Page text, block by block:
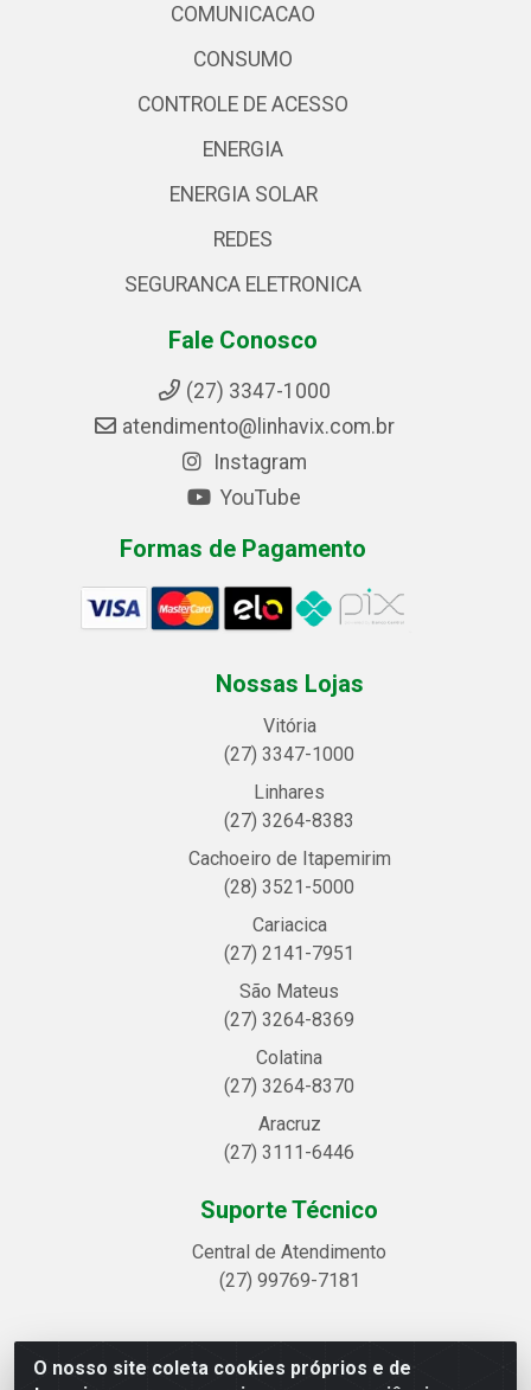
O nosso site coleta cookies próprios e de
COMUNICACAO
CONSUMO
CONTROLE DE ACESSO
ENERGIA
ENERGIA SOLAR
REDES
SEGURANCA ELETRONICA
Fale Conosco
(27) 3347-1000
atendimento@linhavix.com.br
Instagram
YouTube
Formas de Pagamento
Nossas Lojas
Vitória
(27) 3347-1000
Linhares
(27) 3264-8383
Cachoeiro de Itapemirim
(28) 3521-5000
Cariacica
(27) 2141-7951
São Mateus
(27) 3264-8369
Colatina
(27) 3264-8370
Aracruz
(27) 3111-6446
Suporte Técnico
Central de Atendimento
(27) 99769-7181
Linhavix Distribuidora LTDA - Avenida Alegre, 2521 -